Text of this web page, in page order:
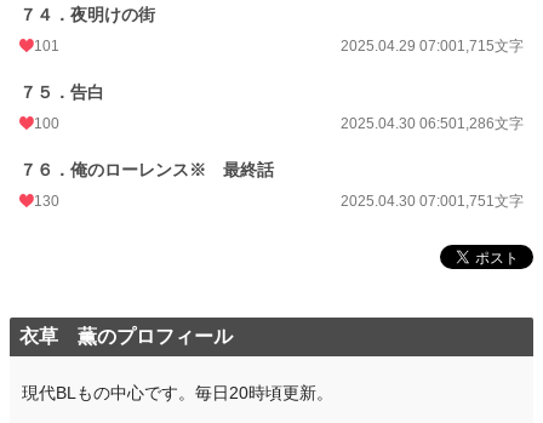
７４．夜明けの街
101 2025.04.29 07:001,715文字
７５．告白
100 2025.04.30 06:501,286文字
７６．俺のローレンス※ 最終話
130 2025.04.30 07:001,751文字
衣草 薫のプロフィール
現代BLもの中心です。毎日20時頃更新。